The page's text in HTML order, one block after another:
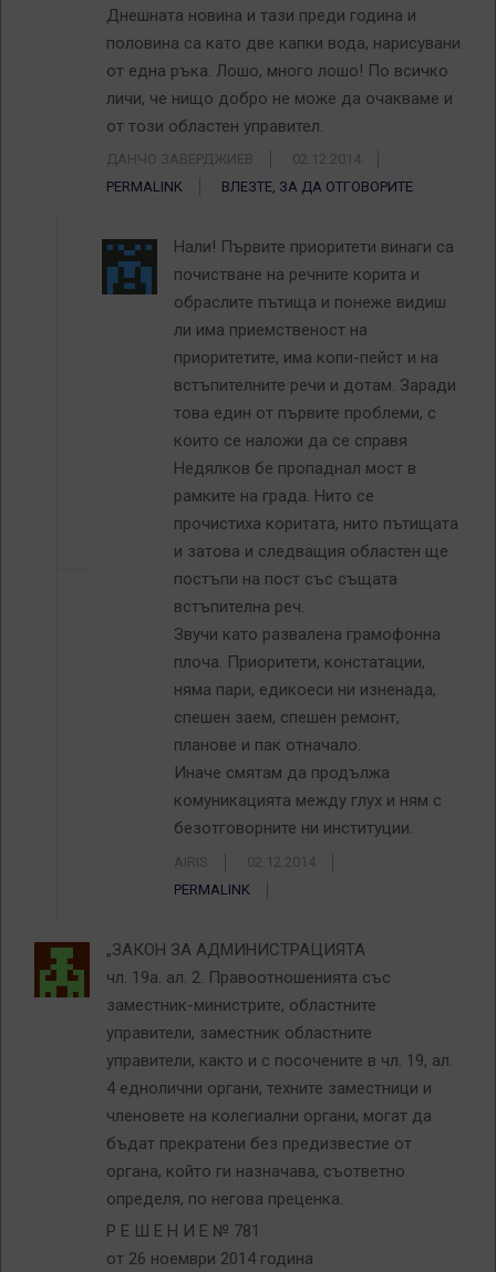
Днешната новина и тази преди година и
половина са като две капки вода, нарисувани
от една ръка. Лошо, много лошо! По всичко
личи, че нищо добро не може да очакваме и
от този областен управител.
ДАНЧО ЗАВЕРДЖИЕВ
02.12.2014
PERMALINK
ВЛЕЗТЕ, ЗА ДА ОТГОВОРИТЕ
Нали! Първите приоритети винаги са
почистване на речните корита и
обраслите пътища и понеже видиш
ли има приемственост на
приоритетите, има копи-пейст и на
встъпителните речи и дотам. Заради
това един от първите проблеми, с
които се наложи да се справя
Недялков бе пропаднал мост в
рамките на града. Нито се
прочистиха коритата, нито пътищата
и затова и следващия областен ще
постъпи на пост със същата
встъпителна реч.
Звучи като развалена грамофонна
плоча. Приоритети, констатации,
няма пари, едикоеси ни изненада,
спешен заем, спешен ремонт,
планове и пак отначало.
Иначе смятам да продължа
комуникацията между глух и ням с
безотговорните ни институции.
AIRIS
02.12.2014
PERMALINK
„ЗАКОН ЗА АДМИНИСТРАЦИЯТА
чл. 19а. ал. 2. Правоотношенията със
заместник-министрите, областните
управители, заместник областните
управители, както и с посочените в чл. 19, ал.
4 еднолични органи, техните заместници и
членовете на колегиални органи, могат да
бъдат прекратени без предизвестие от
органа, който ги назначава, съответно
определя, по негова преценка.
Р Е Ш Е Н И Е № 781
от 26 ноември 2014 година